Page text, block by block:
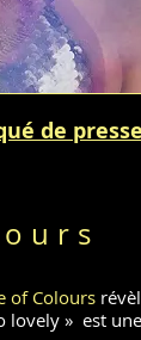
de presse
of Colours
lovely » est